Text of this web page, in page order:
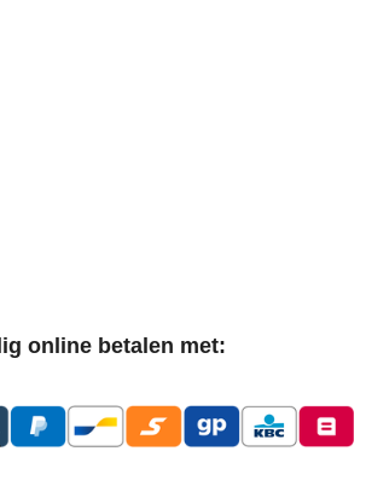
online betalen met: